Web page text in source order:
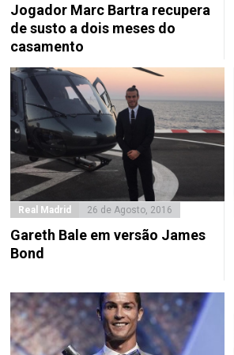
Jogador Marc Bartra recupera
de susto a dois meses do
casamento
Real Madrid 26 de Agosto, 2016
Gareth Bale em versão James
Bond